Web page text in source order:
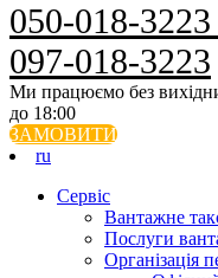
050-018-3223
097-018-3223
Ми працюємо без
до 18:00
ЗАМОВИТИ
ru
Сервiс
Вантажне
Послуги
Організація